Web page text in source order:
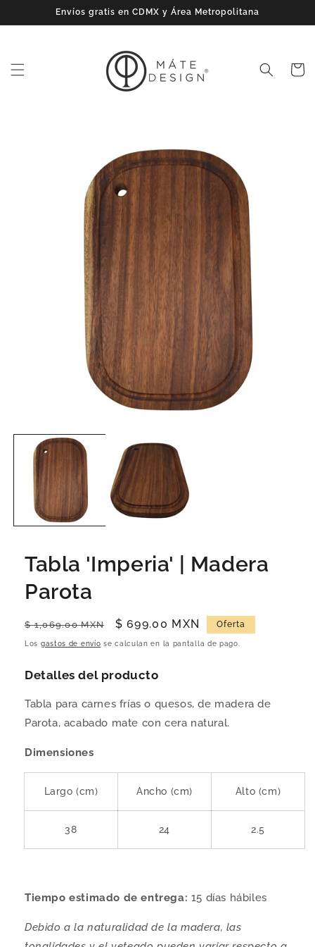
directamente
al contenido
Envíos gratis en CDMX y Área Metropolitana
Carrito
Tabla 'Imperia' | Madera
Parota
Precio
habitual
$ 1,069.00 MXN
Precio
de
$ 699.00 MXN Oferta
Los gastos de envío se calculan en la pantalla de pago.
Detalles del producto
Tabla para carnes frías o quesos, de madera de
Parota, acabado mate con cera natural.
Dimensiones
Largo (cm) Ancho (cm) Alto (cm)
38 24 2.5
Tiempo estimado de entrega: 15 días hábiles
Debido a la naturalidad de la madera, las